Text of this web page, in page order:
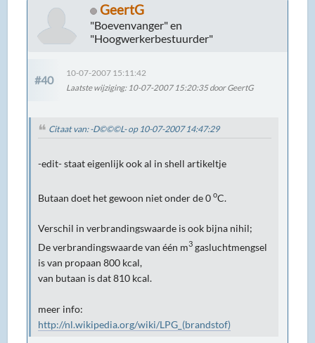
GeertG
"Boevenvanger" en
"Hoogwerkerbestuurder"
#40
10-07-2007 15:11:42
Laatste wijziging: 10-07-2007 15:20:35 door GeertG
Citaat van: -D©©©L- op 10-07-2007 14:47:29
-edit- staat eigenlijk ook al in shell artikeltje
Butaan doet het gewoon niet onder de 0oC.
Verschil in verbrandingswaarde is ook bijna nihil;
De verbrandingswaarde van één m3 gasluchtmengsel
is van propaan 800 kcal,
van butaan is dat 810 kcal.
meer info:
http://nl.wikipedia.org/wiki/LPG_(brandstof)